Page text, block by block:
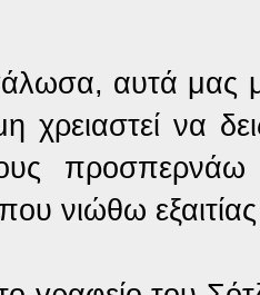
αυτά μας
χρειαστεί να
νιώθω